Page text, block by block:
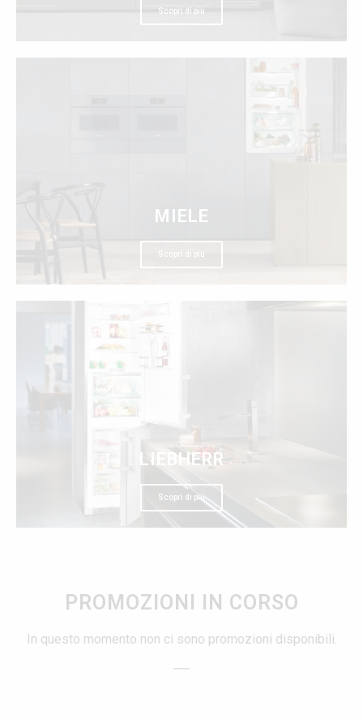
Scopri di più
MIELE
Scopri di più
LIEBHERR
Scopri di più
PROMOZIONI IN CORSO
In questo momento non ci sono promozioni disponibili.